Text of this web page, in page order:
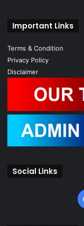
Important Links
Terms & Condition
Privacy Policy
Disclaimer
Social Links